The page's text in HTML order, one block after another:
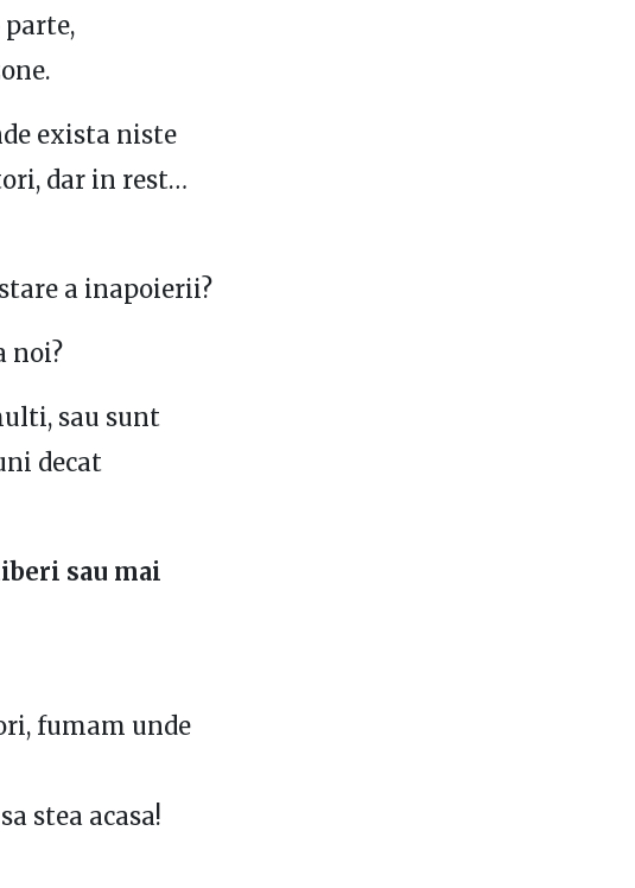
exista niste
dar in rest…
a inapoierii?
noi?
sau sunt
decat
sau mai
fumam unde
stea acasa!